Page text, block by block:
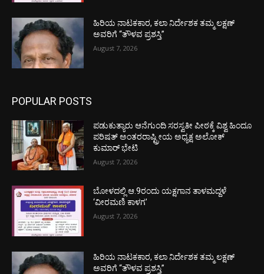
ಹಿರಿಯ ನಾಟಕಕಾರ, ಕಲಾ ನಿರ್ದೇಶಕ ತಮ್ಮ ಲಕ್ಷಣ್
ಅವರಿಗೆ “ತೌಳವ ಪ್ರಶಸ್ತಿ”
August 7, 2026
POPULAR POSTS
ಪಡುಕುತ್ಯಾರು ಆನೆಗುಂದಿ ಸರಸ್ವತೀ ಪೀಠಕ್ಕೆ ವಿಶ್ವ ಹಿಂದೂ
ಪರಿಷತ್ ಅಂತರರಾಷ್ಟ್ರೀಯ ಅಧ್ಯಕ್ಷ ಅಲೋಕ್
ಕುಮಾರ್ ಭೇಟಿ
August 7, 2026
ಬೋಳದಲ್ಲಿ ಆ.9ರಂದು ಯಕ್ಷಗಾನ ತಾಳಮದ್ದಳೆ
‘ವೀರಮಣಿ ಕಾಳಗ’
August 7, 2026
ಹಿರಿಯ ನಾಟಕಕಾರ, ಕಲಾ ನಿರ್ದೇಶಕ ತಮ್ಮ ಲಕ್ಷಣ್
ಅವರಿಗೆ “ತೌಳವ ಪ್ರಶಸ್ತಿ”